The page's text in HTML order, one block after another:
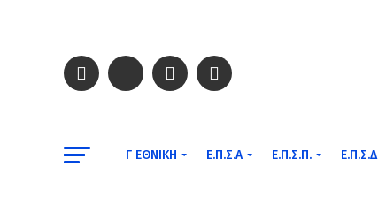
Γ ΕΘΝΙΚΉ Ε.Π.Σ.Α Ε.Π.Σ.Π.